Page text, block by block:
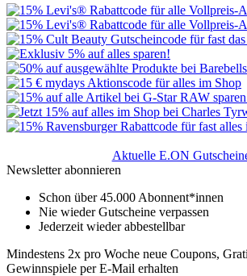
Aktuelle E.ON
Newsletter abonnieren
Schon über 45.000 Abonnent*innen
Nie wieder Gutscheine verpassen
Jederzeit wieder abbestellbar
Mindestens 2x pro Woche neue Coupons,
Gewinnspiele per E-Mail erhalten